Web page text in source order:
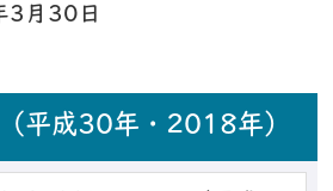
月30日
平成30年・2018年）